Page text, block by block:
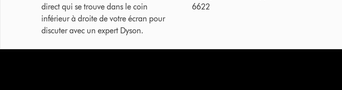
direct qui se trouve dans le coin
inférieur à droite de votre écran pour
discuter avec un expert Dyson.
6622